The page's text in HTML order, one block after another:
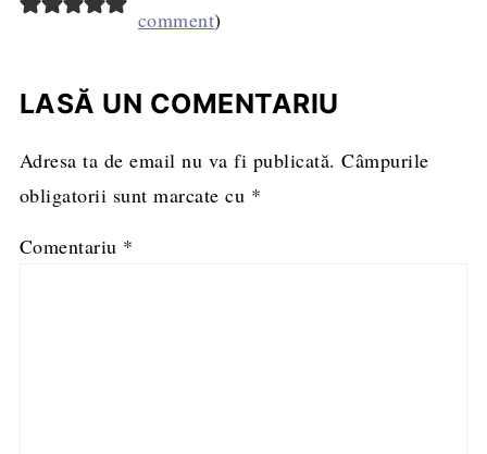
comment)
LASĂ UN COMENTARIU
Adresa ta de email nu va fi publicată. Câmpurile
obligatorii sunt marcate cu *
Comentariu *